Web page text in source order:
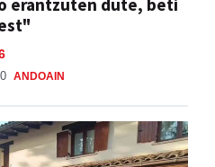
erantzuten dute, beti
ANDOAIN